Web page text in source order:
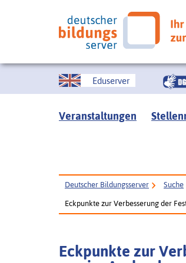
Eduserver
Veranstaltungen
Deutscher Bildungsserver Suche
Eckpunkte zur Verbesserung der
Eckpunkte zur